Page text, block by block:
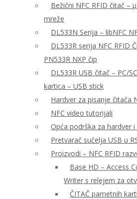
Bežični NFC RFID čitač –
mreže
DL533N Serija – libNFC
DL533R serija NFC RFID
PN533R NXP čip
DL533R USB čitač – PC/
kartica – USB stick
Hardver za pisanje čitača
NFC video tutorijali
Opća podrška za hardver
Pretvarač sučelja USB u
Proizvodi – NFC RFID
Base HD – Access
Writer s relejem za
ČITAČ pametnih